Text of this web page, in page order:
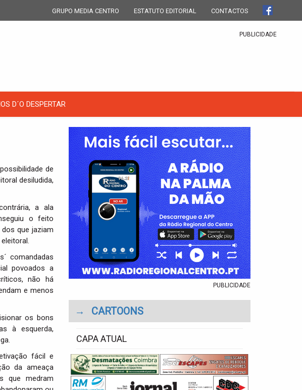
GRUPO MEDIA CENTRO ESTATUTO EDITORIAL CONTACTOS
PUBLICIDADE
D´O DESPERTAR
de
desiludida,
a ala
o feito
que jaziam
comandadas
povoados a
não há
e menos
os bons
à esquerda,
fácil e
da ameaça
que medram
PUBLICIDADE
→ CARTOONS
CAPA ATUAL